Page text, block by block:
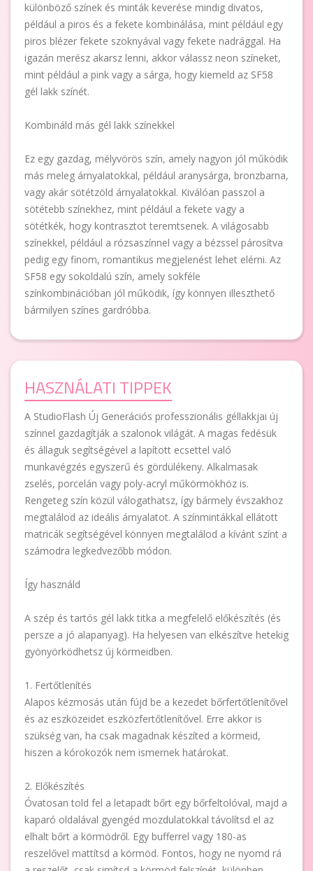
különböző színek és minták keverése mindig divatos,
például a piros és a fekete kombinálása, mint például egy
piros blézer fekete szoknyával vagy fekete nadrággal. Ha
igazán merész akarsz lenni, akkor válassz neon színeket,
mint például a pink vagy a sárga, hogy kiemeld az SF58
gél lakk színét.
Kombináld más gél lakk színekkel
Ez egy gazdag, mélyvörös szín, amely nagyon jól működik
más meleg árnyalatokkal, például aranysárga, bronzbarna,
vagy akár sötétzöld árnyalatokkal. Kiválóan passzol a
sötétebb színekhez, mint például a fekete vagy a
sötétkék, hogy kontrasztot teremtsenek. A világosabb
színekkel, például a rózsaszínnel vagy a bézssel párosítva
pedig egy finom, romantikus megjelenést lehet elérni. Az
SF58 egy sokoldalú szín, amely sokféle
színkombinációban jól működik, így könnyen illeszthető
bármilyen színes gardróbba.
HASZNÁLATI TIPPEK
A StudioFlash Új Generációs professzionális géllakkjai új
színnel gazdagítják a szalonok világát. A magas fedésük
és állaguk segítségével a lapított ecsettel való
munkavégzés egyszerű és gördülékeny. Alkalmasak
zselés, porcelán vagy poly-acryl műkörmökhöz is.
Rengeteg szín közül válogathatsz, így bármely évszakhoz
megtalálod az ideális árnyalatot. A színmintákkal ellátott
matricák segítségével könnyen megtalálod a kívánt színt a
számodra legkedvezőbb módon.
Így használd
A szép és tartós gél lakk titka a megfelelő előkészítés (és
persze a jó alapanyag). Ha helyesen van elkészítve hetekig
gyönyörködhetsz új körmeidben.
1. Fertőtlenítés
Alapos kézmosás után fújd be a kezedet bőrfertőtlenítővel
és az eszközeidet eszközfertőtlenítővel. Erre akkor is
szükség van, ha csak magadnak készíted a körmeid,
hiszen a kórokozók nem ismernek határokat.
2. Előkészítés
Óvatosan told fel a letapadt bőrt egy bőrfeltolóval, majd a
kaparó oldalával gyengéd mozdulatokkal távolítsd el az
elhalt bőrt a körmödről. Egy bufferrel vagy 180-as
reszelővel mattítsd a körmöd. Fontos, hogy ne nyomd rá